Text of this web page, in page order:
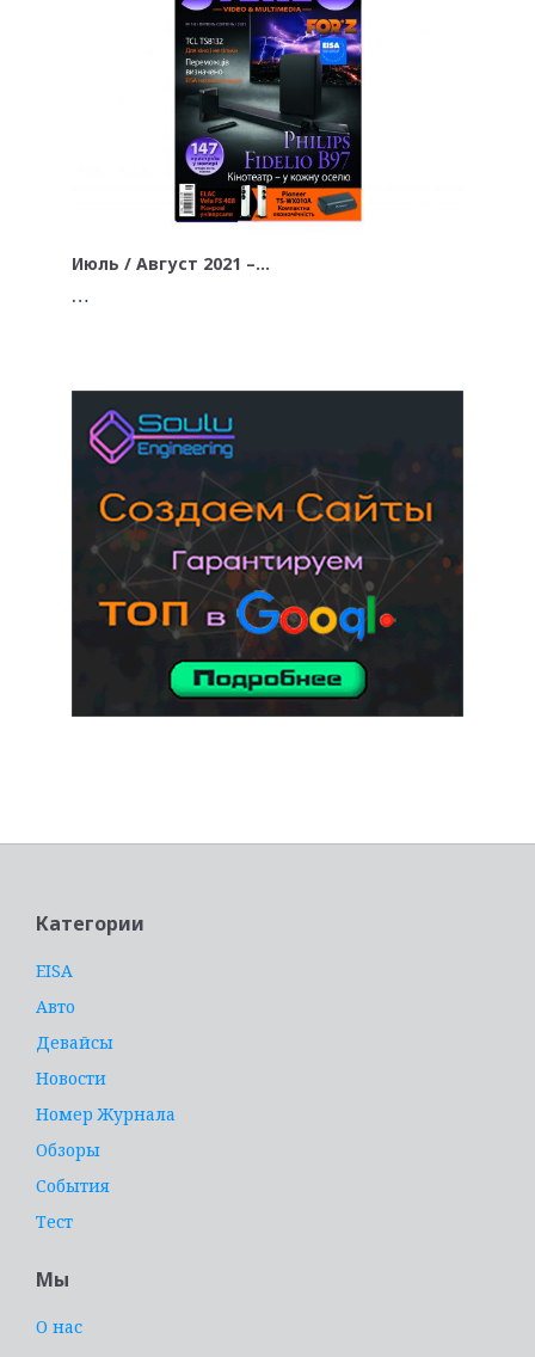
Июль / Август 2021 –…
…
Категории
EISA
Авто
Девайсы
Новости
Номер Журнала
Обзоры
События
Тест
Мы
О нас